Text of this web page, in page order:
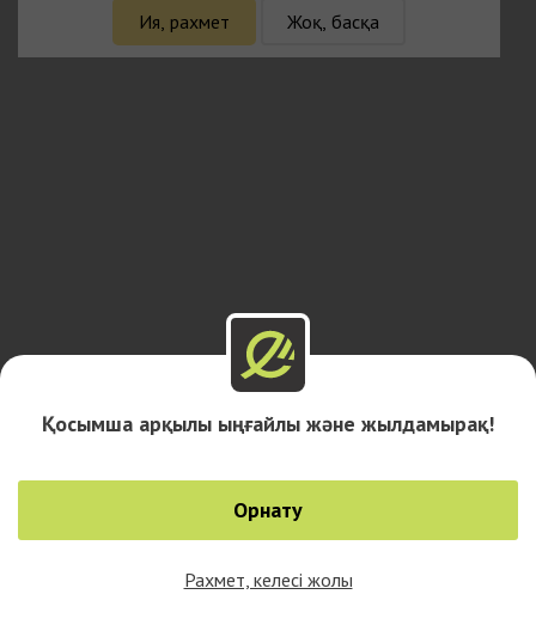
0
Қосымша арқылы ыңғайлы және жылдамырақ!
Орнату
Рахмет, келесі жолы
Ия, рахмет Жоқ, басқа